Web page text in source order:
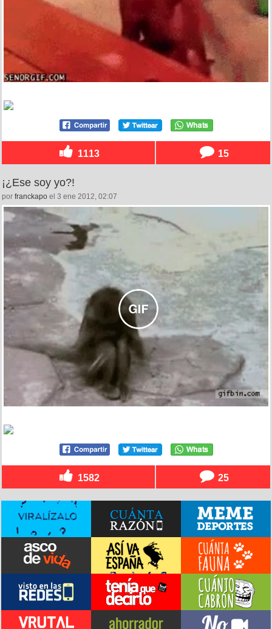
1113 15
¡¿Ese soy yo?!
por franckapo el 3 ene 2012, 02:07
1582 25